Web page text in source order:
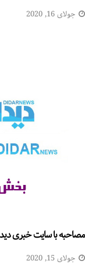
جولای 16, 2020
مصاحبه با سایت خبری دیدار
جولای 15, 2020